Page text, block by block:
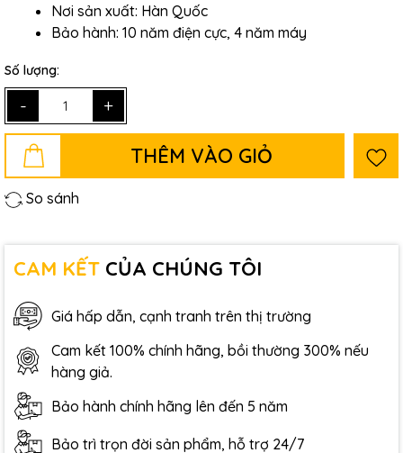
Nơi sản xuất: Hàn Quốc
Bảo hành: 10 năm điện cực, 4 năm máy
Số lượng:
- +
THÊM VÀO GIỎ
So sánh
CAM KẾT CỦA CHÚNG TÔI
Giá hấp dẫn, cạnh tranh trên thị trường
Cam kết 100% chính hãng, bồi thường 300% nếu
hàng giả.
Bảo hành chính hãng lên đến 5 năm
Bảo trì trọn đời sản phẩm, hỗ trợ 24/7